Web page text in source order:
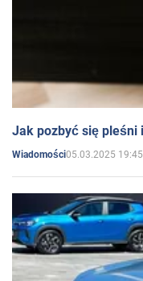
Jak pozbyć się pleśni
Wiadomości05.03.2025 19:45